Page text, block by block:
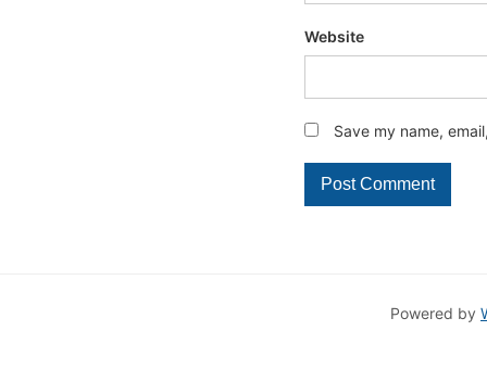
Website
Save my name,
Powered by